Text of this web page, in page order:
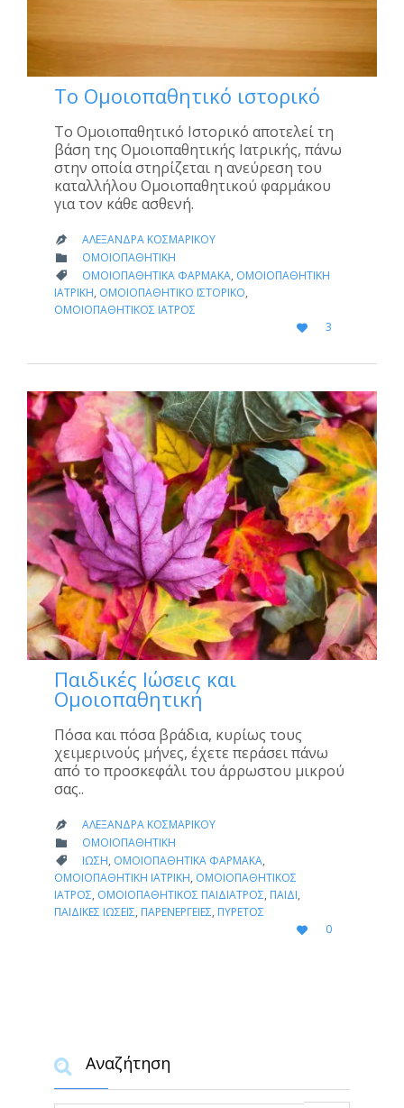
Το Ομοιοπαθητικό ιστορικό
Το Ομοιοπαθητικό Ιστορικό αποτελεί τη
βάση της Ομοιοπαθητικής Ιατρικής, πάνω
στην οποία στηρίζεται η ανεύρεση του
καταλλήλου Ομοιοπαθητικού φαρμάκου
για τον κάθε ασθενή.
 ΑΛΕΞΆΝΔΡΑ ΚΟΣΜΑΡΊΚΟΥ
 CATEGORY
ΟΜΟΙΟΠΑΘΗΤΙΚΉ
 CATEGORY
ΟΜΟΙΟΠΑΘΗΤΙΚΆ ΦΆΡΜΑΚΑ, ΟΜΟΙΟΠΑΘΗΤΙΚΉ
ΙΑΤΡΙΚΉ, ΟΜΟΙΟΠΑΘΗΤΙΚΌ ΙΣΤΟΡΙΚΌ,
ΟΜΟΙΟΠΑΘΗΤΙΚΌΣ ΙΑΤΡΌΣ

LOVE
IT
3
Παιδικές Ιώσεις και
Ομοιοπαθητική
Πόσα και πόσα βράδια, κυρίως τους
χειμερινούς μήνες, έχετε περάσει πάνω
από το προσκεφάλι του άρρωστου μικρού
σας..
 ΑΛΕΞΆΝΔΡΑ ΚΟΣΜΑΡΊΚΟΥ
 CATEGORY
ΟΜΟΙΟΠΑΘΗΤΙΚΉ
 CATEGORY
ΊΩΣΗ, ΟΜΟΙΟΠΑΘΗΤΙΚΆ ΦΆΡΜΑΚΑ,
ΟΜΟΙΟΠΑΘΗΤΙΚΉ ΙΑΤΡΙΚΉ, ΟΜΟΙΟΠΑΘΗΤΙΚΌΣ
ΙΑΤΡΌΣ, ΟΜΟΙΟΠΑΘΗΤΙΚΌΣ ΠΑΙΔΊΑΤΡΟΣ, ΠΑΙΔΊ,
ΠΑΙΔΙΚΈΣ ΙΏΣΕΙΣ, ΠΑΡΕΝΈΡΓΕΙΕΣ, ΠΥΡΕΤΌΣ

LOVE
IT
0
 Αναζήτηση